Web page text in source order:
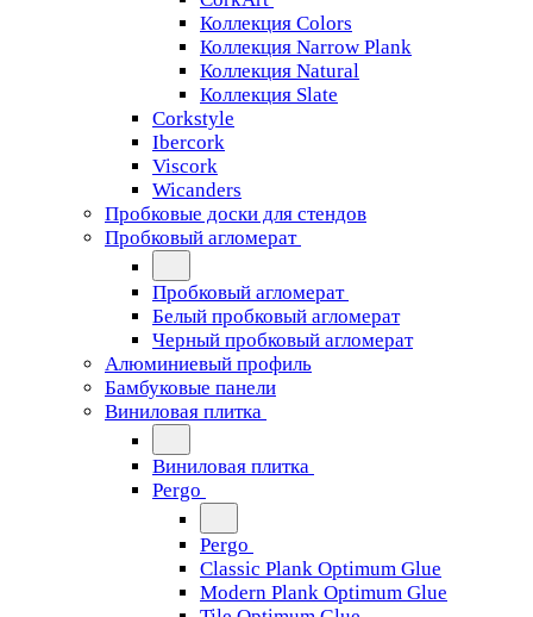
Коллекция Colors
Коллекция Narrow Plank
Коллекция Natural
Коллекция Slate
Corkstyle
Ibercork
Viscork
Wicanders
Пробковые доски для стендов
Пробковый агломерат
Пробковый агломерат
Белый пробковый агломерат
Черный пробковый агломерат
Алюминиевый профиль
Бамбуковые панели
Виниловая плитка
Виниловая плитка
Pergo
Pergo
Classic Plank Optimum Glue
Modern Plank Optimum Glue